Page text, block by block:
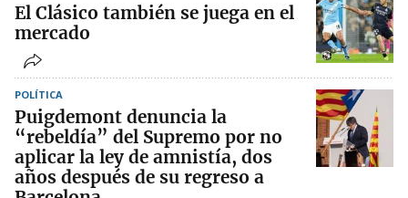
El Clásico también se juega en el
mercado
POLÍTICA
Puigdemont denuncia la
“rebeldía” del Supremo por no
aplicar la ley de amnistía, dos
años después de su regreso a